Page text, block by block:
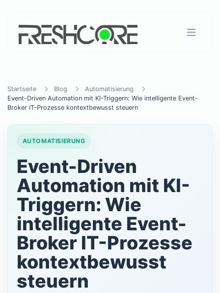
Startseite Blog
Automatisierung
Event-Driven Automation mit KI-Triggern: Wie intelligente Event-
Broker IT-Prozesse kontextbewusst steuern
AUTOMATISIERUNG
Event-Driven
Automation mit KI-
Triggern: Wie
intelligente Event-
Broker IT-Prozesse
kontextbewusst
steuern